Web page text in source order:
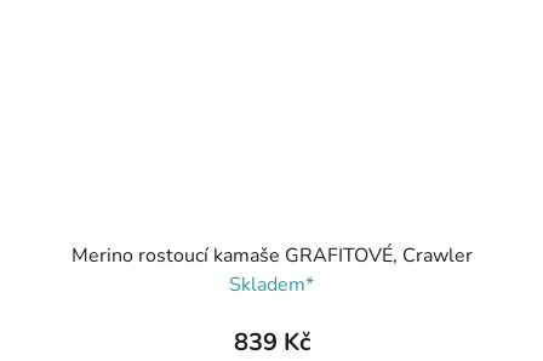
Merino rostoucí kamaše GRAFITOVÉ, Crawler
Skladem*
839 Kč